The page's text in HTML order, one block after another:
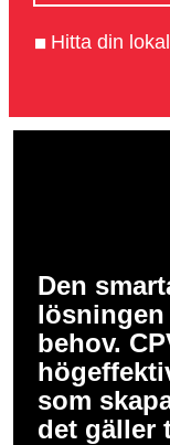
Hitta din
Den
behov.
som
det gäller